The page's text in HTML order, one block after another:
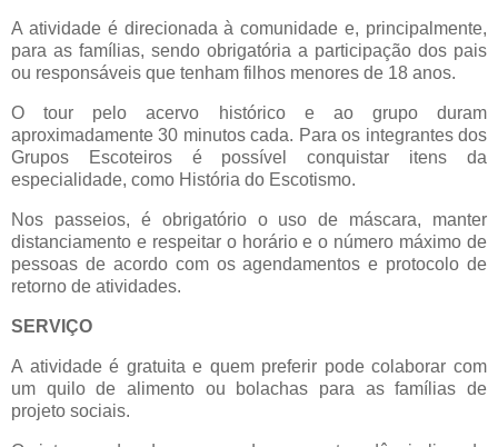
A atividade é direcionada à comunidade e, principalmente,
para as famílias, sendo obrigatória a participação dos pais
ou responsáveis que tenham filhos menores de 18 anos.
O tour pelo acervo histórico e ao grupo duram
aproximadamente 30 minutos cada. Para os integrantes dos
Grupos Escoteiros é possível conquistar itens da
especialidade, como História do Escotismo.
Nos passeios, é obrigatório o uso de máscara, manter
distanciamento e respeitar o horário e o número máximo de
pessoas de acordo com os agendamentos e protocolo de
retorno de atividades.
SERVIÇO
A atividade é gratuita e quem preferir pode colaborar com
um quilo de alimento ou bolachas para as famílias de
projeto sociais.